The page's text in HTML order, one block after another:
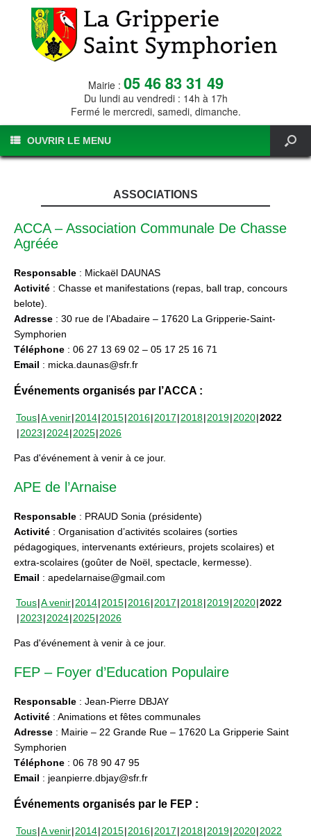
Mairie : 05 46 83 31 49
Du lundi au vendredi : 14h à 17h
Fermé le mercredi, samedi, dimanche.
OUVRIR LE MENU
ASSOCIATIONS
ACCA – Association Communale De Chasse
Agréée
Responsable : Mickaël DAUNAS
Activité : Chasse et manifestations (repas, ball trap, concours
belote).
Adresse : 30 rue de l’Abadaire – 17620 La Gripperie-Saint-
Symphorien
Téléphone : 06 27 13 69 02 – 05 17 25 16 71
Email : micka.daunas@sfr.fr
Événements organisés par l’ACCA :
Tous A venir 2014 2015 2016 2017 2018 2019 2020 2022
2023 2024 2025 2026
Pas d'événement à venir à ce jour.
APE de l’Arnaise
Responsable : PRAUD Sonia (présidente)
Activité : Organisation d’activités scolaires (sorties
pédagogiques, intervenants extérieurs, projets scolaires) et
extra-scolaires (goûter de Noël, spectacle, kermesse).
Email : apedelarnaise@gmail.com
Tous A venir 2014 2015 2016 2017 2018 2019 2020 2022
2023 2024 2025 2026
Pas d'événement à venir à ce jour.
FEP – Foyer d’Education Populaire
Responsable : Jean-Pierre DBJAY
Activité : Animations et fêtes communales
Adresse : Mairie – 22 Grande Rue – 17620 La Gripperie Saint
Symphorien
Téléphone : 06 78 90 47 95
Email : jeanpierre.dbjay@sfr.fr
Événements organisés par le FEP :
Tous A venir 2014 2015 2016 2017 2018 2019 2020 2022